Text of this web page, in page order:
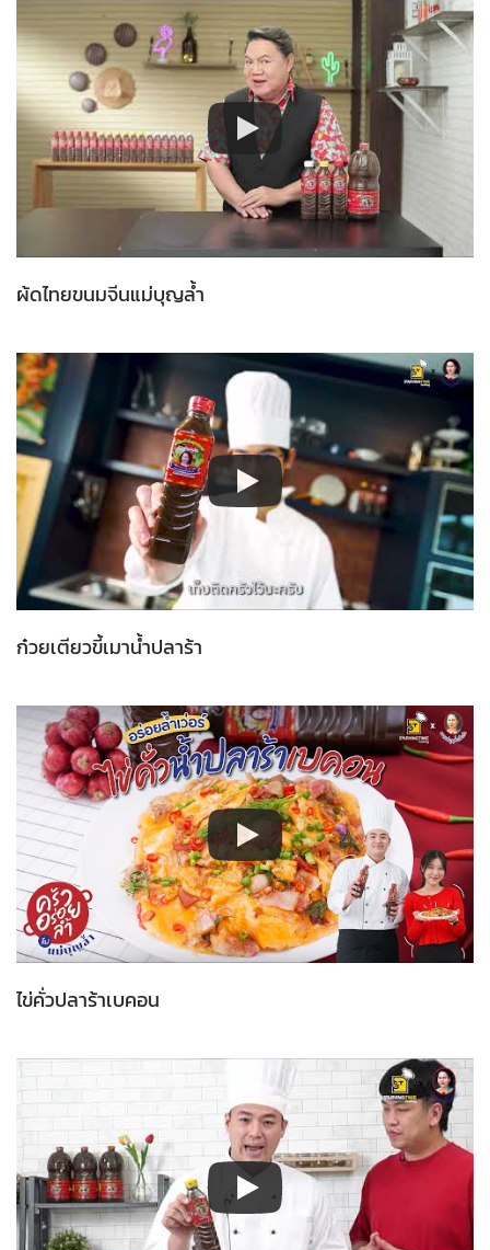
ผ้ดไทยขนมจีนแม่บุญล้ำ
ก๋วยเตียวขี้เมาน้ำปลาร้า
ไข่คั่วปลาร้าเบคอน